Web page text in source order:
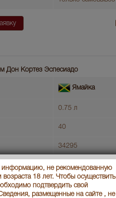
Дон Кортез Эспесиадо
Ямайка
0.75 л
40
34295
Только самовывоз
информацию, не рекомендованную
18 лет. Чтобы осуществить
подтвердить свой
размещенные на сайте , не